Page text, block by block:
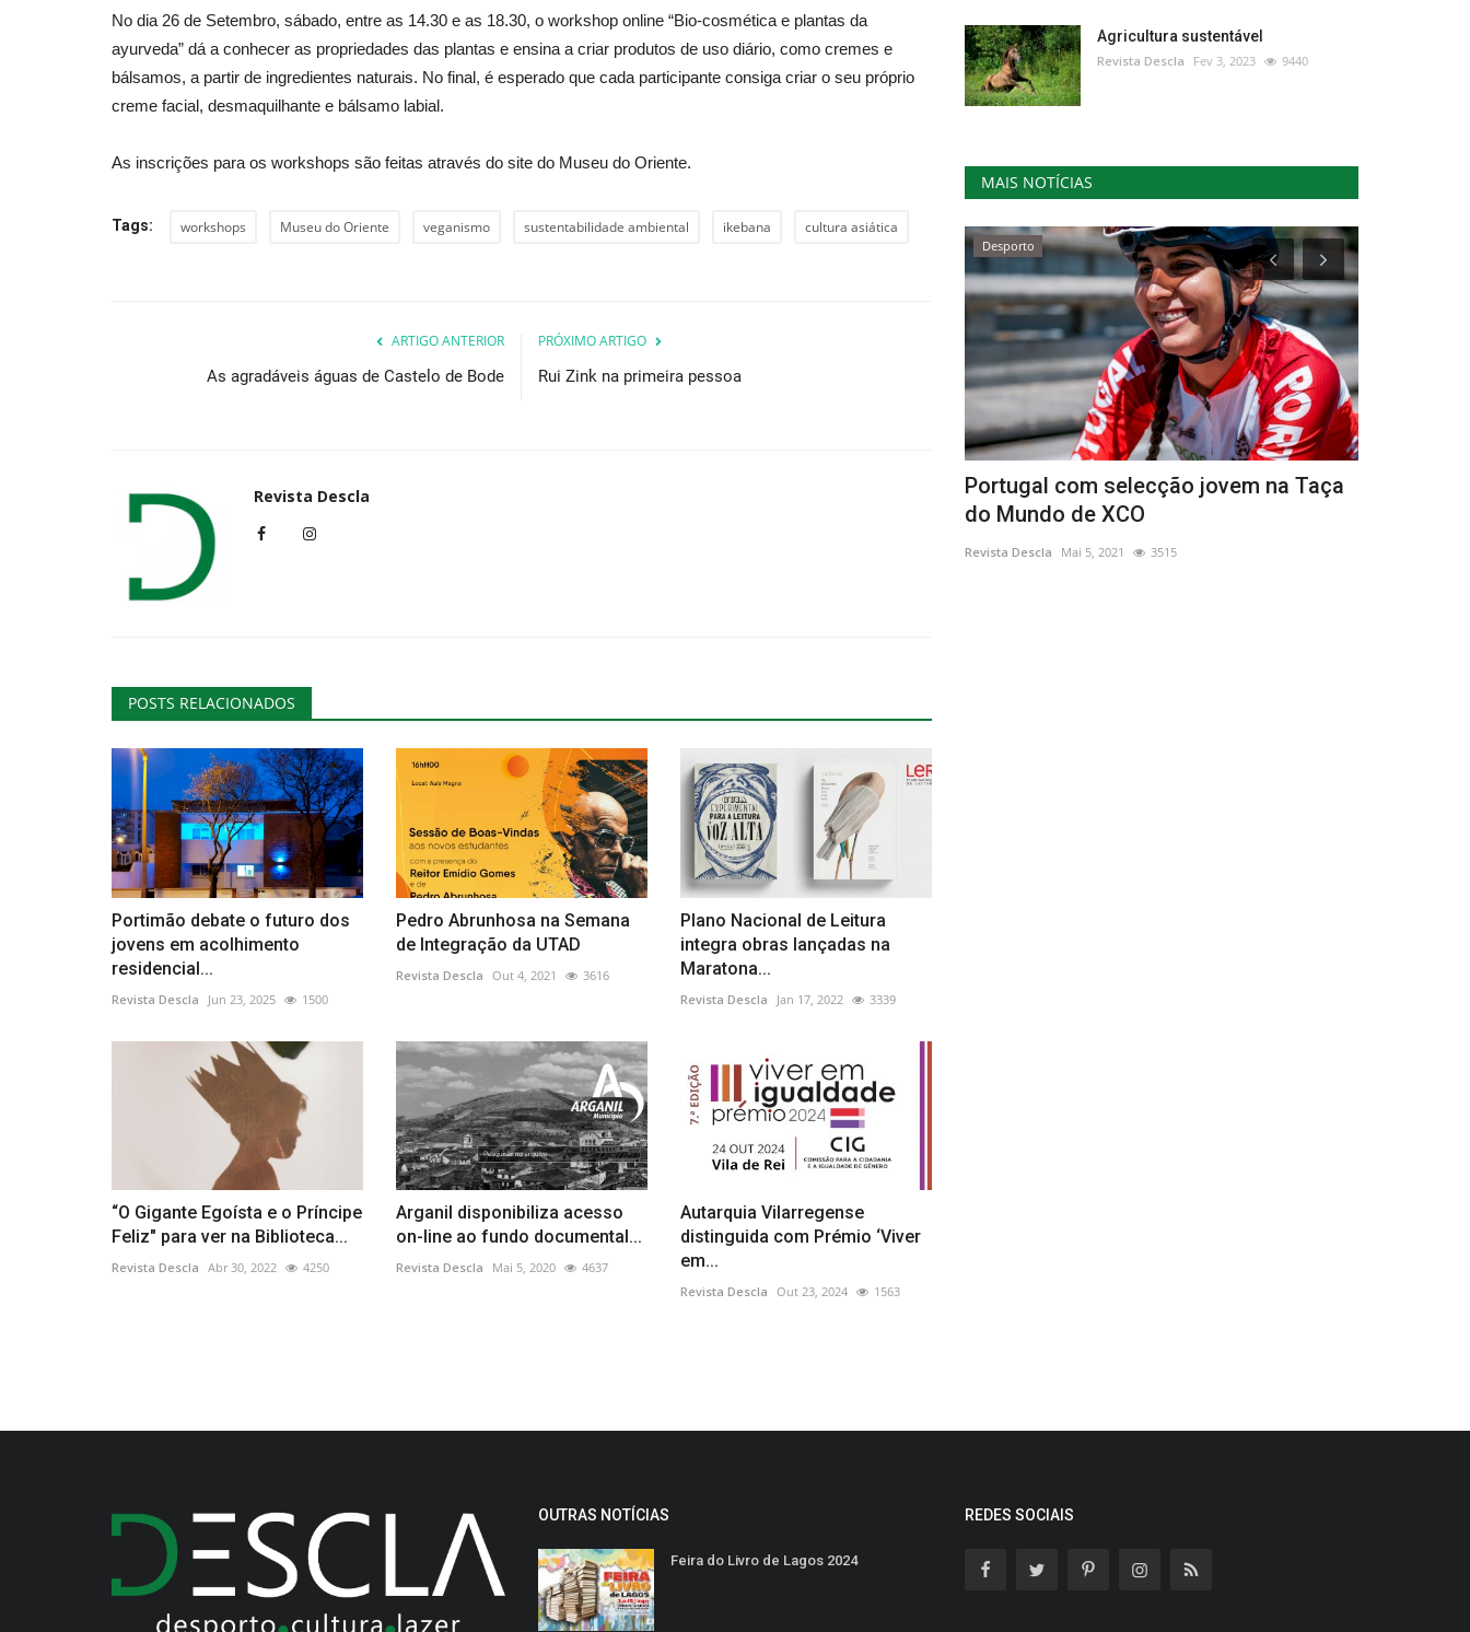
No dia 26 de Setembro, sábado, entre as 14.30 e as 18.30, o workshop online “Bio-cosmética e plantas da
ayurveda” dá a conhecer as propriedades das plantas e ensina a criar produtos de uso diário, como cremes e
bálsamos, a partir de ingredientes naturais. No final, é esperado que cada participante consiga criar o seu próprio
creme facial, desmaquilhante e bálsamo labial.
As inscrições para os workshops são feitas através do site do Museu do Oriente.
Tags: workshops Museu do Oriente veganismo sustentabilidade ambiental ikebana cultura asiática
ARTIGO ANTERIOR
As agradáveis águas de Castelo de Bode
PRÓXIMO ARTIGO
Rui Zink na primeira pessoa
Revista Descla
POSTS RELACIONADOS
Portimão debate o futuro dos
jovens em acolhimento
residencial...
Revista Descla Jun 23, 2025 1500
Pedro Abrunhosa na Semana
de Integração da UTAD
Revista Descla Out 4, 2021 3616
Plano Nacional de Leitura
integra obras lançadas na
Maratona...
Revista Descla Jan 17, 2022 3339
“O Gigante Egoísta e o Príncipe
Feliz" para ver na Biblioteca...
Revista Descla Abr 30, 2022 4250
Arganil disponibiliza acesso
on-line ao fundo documental...
Revista Descla Mai 5, 2020 4637
Autarquia Vilarregense
distinguida com Prémio ‘Viver
em...
Revista Descla Out 23, 2024 1563
Agricultura sustentável
Revista Descla Fev 3, 2023 9440
MAIS NOTÍCIAS
“Lords of the Sound” propõe “O Senhor
dos Anéis”
Revista Descla
Desporto
Portugal com selecção jovem na Taça
do Mundo de XCO
Revista Descla Mai 5, 2021 3515
OUTRAS NOTÍCIAS
Feira do Livro de Lagos 2024
REDES SOCIAIS